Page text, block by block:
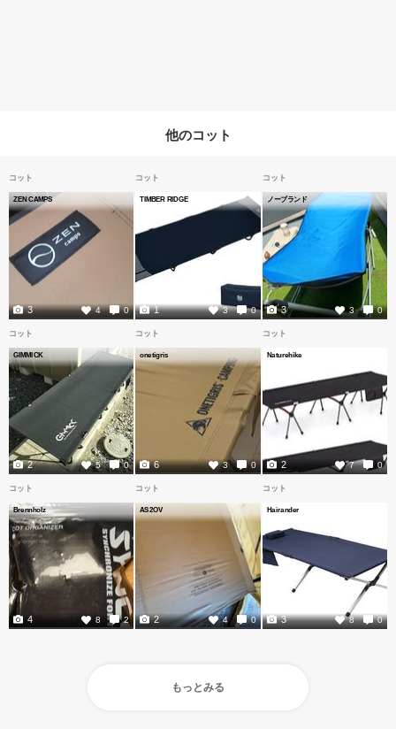
他のコット
コット
ZEN CAMPS
4 0
3
コット
TIMBER RIDGE
3 0
1
コット
ノーブランド
3 0
3
コット
GIMMICK
5 0
2
コット
onetigris
3 0
6
コット
Naturehike
7 0
2
コット
Brennholz
8 2
4
コット
AS2OV
4 0
2
コット
Hairander
8 0
3
もっとみる